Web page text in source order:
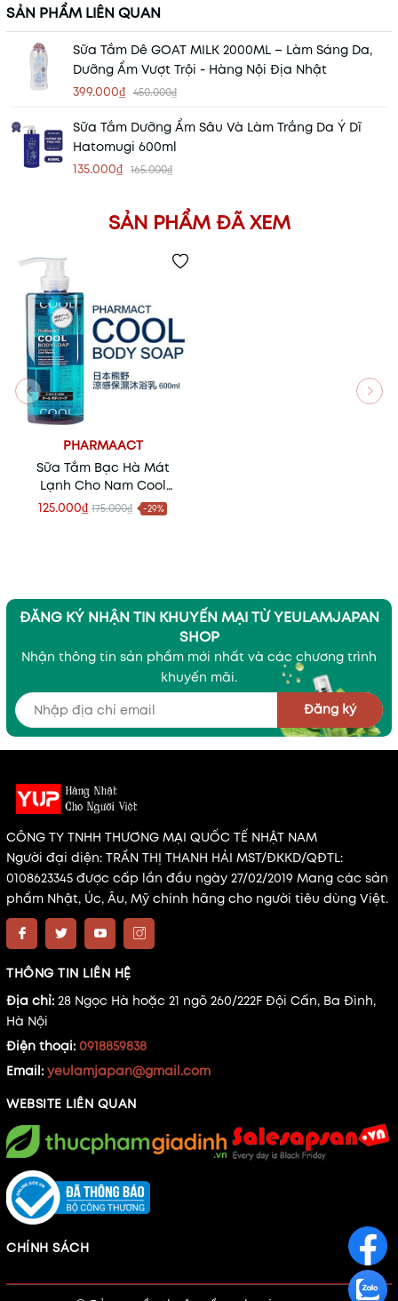
SẢN PHẨM LIÊN QUAN
Sữa Tắm Dê GOAT MILK 2000ML – Làm Sáng Da,
Dưỡng Ẩm Vượt Trội - Hàng Nội Địa Nhật
399.000₫ 450.000₫
Sữa Tắm Dưỡng Ẩm Sâu Và Làm Trắng Da Ý Dĩ
Hatomugi 600ml
135.000₫ 165.000₫
SẢN PHẨM ĐÃ XEM
PHARMAACT
Sữa Tắm Bạc Hà Mát
Lạnh Cho Nam Cool
Pharmaact 600ml – Sạch
sâu,mát lạnh, thơm lâu
125.000₫ 175.000₫ -29%
ĐĂNG KÝ NHẬN TIN KHUYẾN MẠI TỪ YEULAMJAPAN
SHOP
Nhận thông tin sản phẩm mới nhất và các chương trình
khuyến mãi.
Đăng ký
CÔNG TY TNHH THƯƠNG MẠI QUỐC TẾ NHẬT NAM
Người đại diện: TRẦN THỊ THANH HẢI MST/ĐKKD/QĐTL:
0108623345 được cấp lần đầu ngày 27/02/2019 Mang các sản
phẩm Nhật, Úc, Âu, Mỹ chính hãng cho người tiêu dùng Việt.
THÔNG TIN LIÊN HỆ
Địa chỉ: 28 Ngọc Hà hoặc 21 ngõ 260/222F Đội Cấn, Ba Đình,
Hà Nội
Điện thoại: 0918859838
Email: yeulamjapan@gmail.com
WEBSITE LIÊN QUAN
CHÍNH SÁCH